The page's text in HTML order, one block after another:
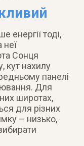
енергії тоді,
неї
Сонця
кут нахилу
панелі
Для
широтах,
для різних
– низько,